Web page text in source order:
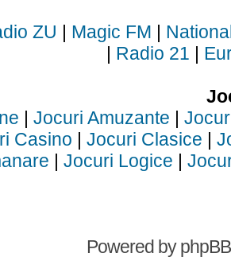
ZU | Magic FM |
| Radio 21 |
| Jocuri Amuzante |
Casino | Jocuri Clasice |
| Jocuri Logice |
Powered byphpBB